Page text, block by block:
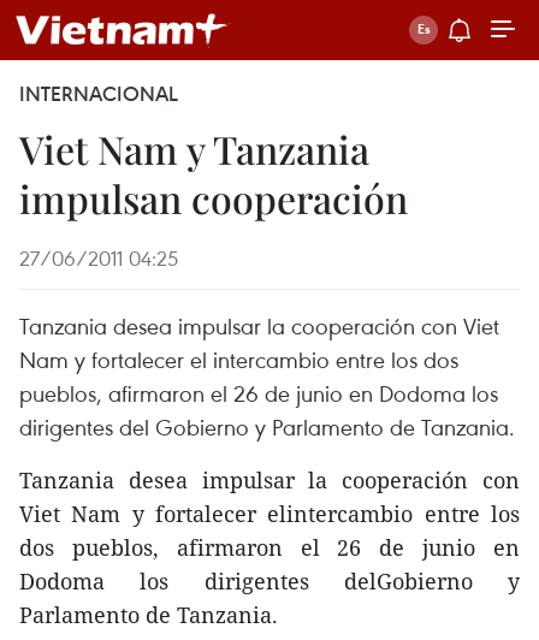
INTERNACIONAL
Viet Nam y Tanzania
impulsan cooperación
27/06/2011 04:25
Tanzania desea impulsar la cooperación con Viet
Nam y fortalecer el intercambio entre los dos
pueblos, afirmaron el 26 de junio en Dodoma los
dirigentes del Gobierno y Parlamento de Tanzania.
Tanzania desea impulsar la cooperación con
Viet Nam y fortalecer elintercambio entre los
dos pueblos, afirmaron el 26 de junio en
Dodoma los dirigentes delGobierno y
Parlamento de Tanzania.